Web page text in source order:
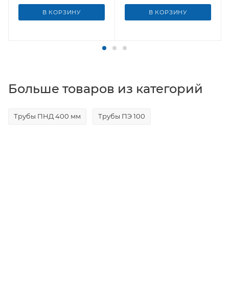
В КОРЗИНУ В КОРЗИНУ
Больше товаров из категорий
Трубы ПНД 400 мм Трубы ПЭ 100